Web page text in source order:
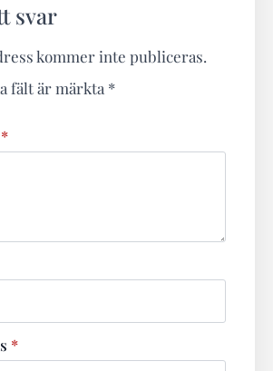
svar
kommer inte publiceras.
fält är märkta *
*
*